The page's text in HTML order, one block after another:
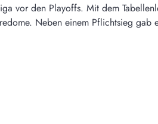
vor den Playoffs. Mit dem
Neben einem Pflichtsieg gab